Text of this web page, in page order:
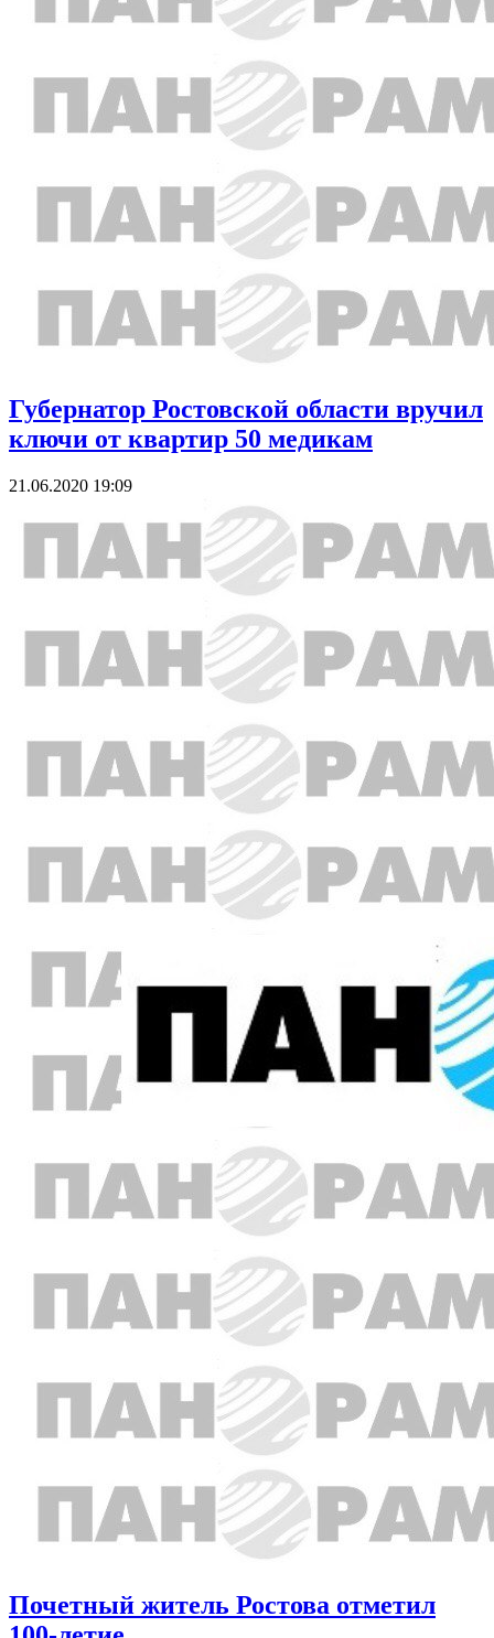
Губернатор Ростовской области вручил
ключи от квартир 50 медикам
21.06.2020 19:09
Почетный житель Ростова отметил